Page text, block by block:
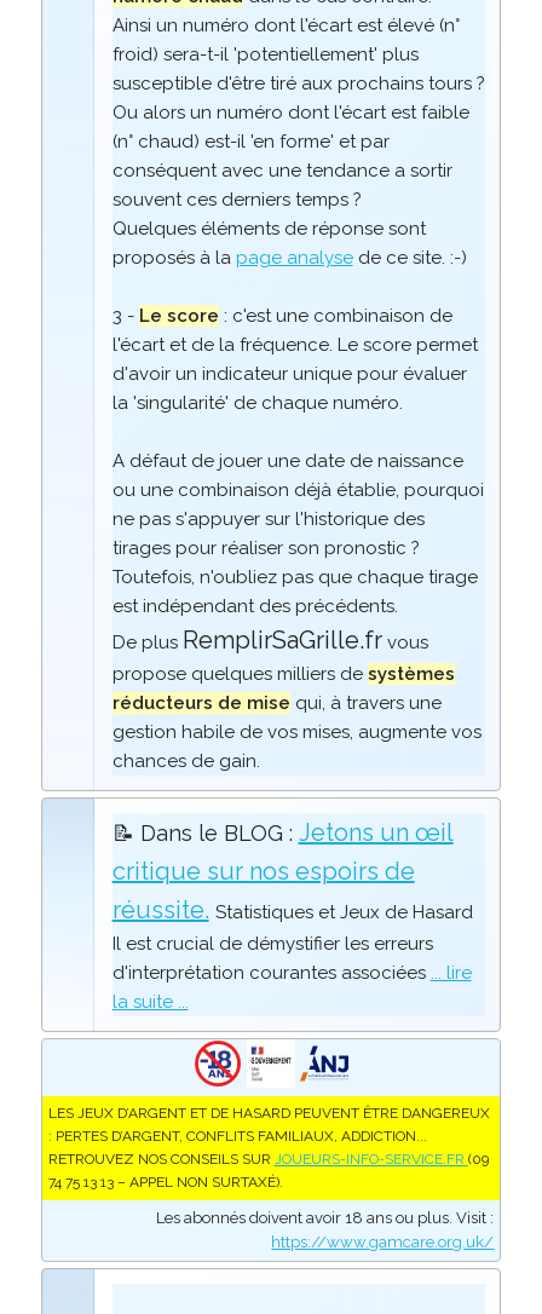
Ainsi un numéro dont l'écart est élevé (n°
froid) sera-t-il 'potentiellement' plus
susceptible d'être tiré aux prochains tours ?
Ou alors un numéro dont l'écart est faible
(n° chaud) est-il 'en forme' et par
conséquent avec une tendance a sortir
souvent ces derniers temps ?
Quelques éléments de réponse sont
proposés à la page analysede ce site. :-)
3 - Le score : c'est une combinaison de
l'écart et de la fréquence. Le score permet
d'avoir un indicateur unique pour évaluer
la 'singularité' de chaque numéro.
A défaut de jouer une date de naissance
ou une combinaison déjà établie, pourquoi
ne pas s'appuyer sur l'historique des
tirages pour réaliser son pronostic ?
Toutefois, n'oubliez pas que chaque tirage
est indépendant des précédents.
De plus RemplirSaGrille.frvous
propose quelques milliers de systèmes
réducteurs de mise qui, à travers une
gestion habile de vos mises, augmente vos
chances de gain.
📝 Dans le BLOG : Jetons un œil
critique sur nos espoirs de
réussite. Statistiques et Jeux de Hasard
Il est crucial de démystifier les erreurs
d'interprétation courantes associées ... lire
la suite ...
LES JEUX D’ARGENT ET DE HASARD PEUVENT ÊTRE DANGEREUX
: PERTES D’ARGENT, CONFLITS FAMILIAUX, ADDICTION...
RETROUVEZ NOS CONSEILS SUR JOUEURS-INFO-SERVICE.FR (09
74 75 13 13 – APPEL NON SURTAXÉ).
Les abonnés doivent avoir 18 ans ou plus. Visit :
https://www.gamcare.org.uk/